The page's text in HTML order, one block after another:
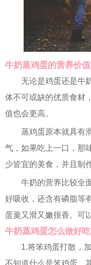
牛奶蒸鸡蛋的营养价值
无论是鸡蛋还是牛
体不可或缺的优质食材
值也会更高。
蒸鸡蛋原本就具有
气，如果吃上一口，那
少皆宜的美食，并且制
牛奶的营养比较全
好吸收，还含有磷脂等
蛋羹又滑又嫩很香。可
牛奶蒸鸡蛋怎么做好吃
1.将笨鸡蛋打散，